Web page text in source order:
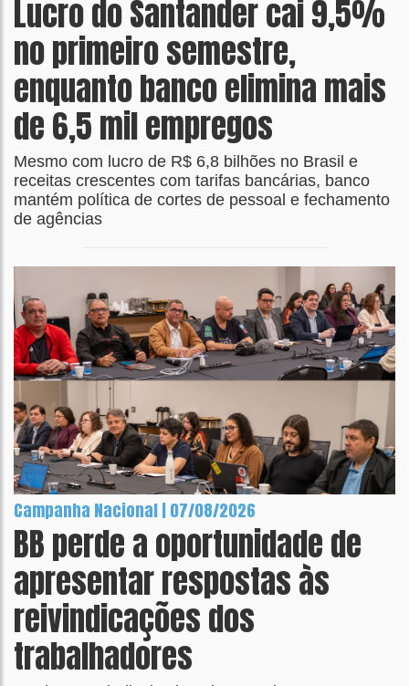
Lucro do Santander cai 9,5%
no primeiro semestre,
enquanto banco elimina mais
de 6,5 mil empregos
Mesmo com lucro de R$ 6,8 bilhões no Brasil e
receitas crescentes com tarifas bancárias, banco
mantém política de cortes de pessoal e fechamento
de agências
Campanha Nacional | 07/08/2026
BB perde a oportunidade de
apresentar respostas às
reivindicações dos
trabalhadores